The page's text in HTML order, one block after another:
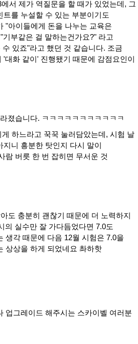
서 제가 역질문을 할 때가 있었는데, 그
를 누설할 수 있는 부분이기도
"아이들에게 돈을 나누는 교육은
부같은 걸 말하는건가요?" 라고
있죠"라고 했던 것 같습니다. 조금
'대화 같이' 진행됐기 때문에 감점요인이
졌습니다. ㅋㅋㅋㅋㅋㅋㅋㅋㅋㅋㅋ
하느라고 꾹꾹 눌러담았는데, 시험 날
니 흥분한 탓인지 다시 말이
람 버릇 한 번 잡히면 무서운 것
도 충분히 괜찮기 때문에 더 노력하지
의 실수만 잘 가다듬었다면 7.0도
생각 때문에 다음 12월 시험은 7.0을
상상을 하게 되었네요 촤하핫
업그레이드 해주시는 스카이벨 여러분